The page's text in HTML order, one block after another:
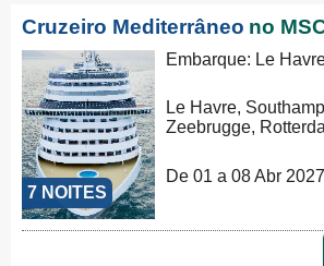
Cruzeiro Mediterrâneo no
7 NOITES
Embarque: Le
Le Havre,
Zeebrugge,
De 01 a 08 Abr 2027